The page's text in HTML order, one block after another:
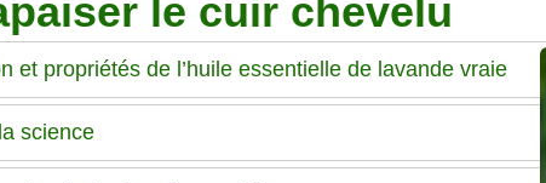
le cuir chevelu
et propriétés de l’huile essentielle de lavande vraie
science